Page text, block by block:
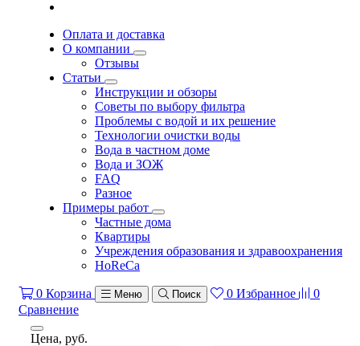
Оплата и доставка
О компании
Отзывы
Статьи
Инструкции и обзоры
Советы по выбору фильтра
Проблемы с водой и их решение
Технологии очистки воды
Вода в частном доме
Вода и ЗОЖ
FAQ
Разное
Примеры работ
Частные дома
Квартиры
Учреждения образования и здравоохранения
HoReCa
0 Корзина Меню Поиск 0 Избранное
0
Сравнение
Цена, руб.